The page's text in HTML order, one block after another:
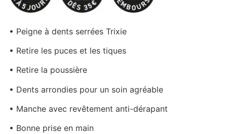
• Peigne à dents serrées Trixie
• Retire les puces et les tiques
• Retire la poussière
• Dents arrondies pour un soin agréable
• Manche avec revêtement anti-dérapant
• Bonne prise en main